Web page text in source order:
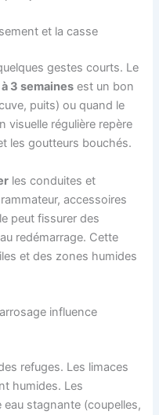
et la casse
gestes courts. Le
à 3 semaines est un bon
puits) ou quand le
visuelle régulière repère
les goutteurs bouchés.
les conduites et
accessoires
peut fissurer des
redémarrage. Cette
et des zones humides
influence
refuges. Les limaces
humides. Les
stagnante (coupelles,